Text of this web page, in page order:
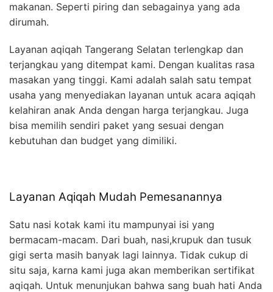
makanan. Seperti piring dan sebagainya yang ada
dirumah.
Layanan aqiqah Tangerang Selatan terlengkap dan
terjangkau yang ditempat kami. Dengan kualitas rasa
masakan yang tinggi. Kami adalah salah satu tempat
usaha yang menyediakan layanan untuk acara aqiqah
kelahiran anak Anda dengan harga terjangkau. Juga
bisa memilih sendiri paket yang sesuai dengan
kebutuhan dan budget yang dimiliki.
Layanan Aqiqah Mudah Pemesanannya
Satu nasi kotak kami itu mampunyai isi yang
bermacam-macam. Dari buah, nasi,krupuk dan tusuk
gigi serta masih banyak lagi lainnya. Tidak cukup di
situ saja, karna kami juga akan memberikan sertifikat
aqiqah. Untuk menunjukan bahwa sang buah hati Anda